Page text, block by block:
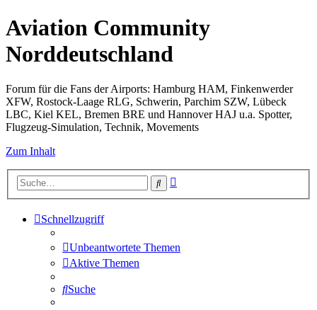
Aviation Community
Norddeutschland
Forum für die Fans der Airports: Hamburg HAM, Finkenwerder
XFW, Rostock-Laage RLG, Schwerin, Parchim SZW, Lübeck
LBC, Kiel KEL, Bremen BRE und Hannover HAJ u.a. Spotter,
Flugzeug-Simulation, Technik, Movements
Zum Inhalt
Suche
Schnellzugriff
Unbeantwortete Themen
Aktive Themen
Suche